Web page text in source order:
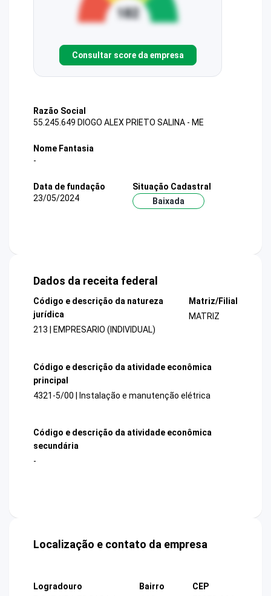
Consultar score da empresa
Razão Social
55.245.649 DIOGO ALEX PRIETO SALINA - ME
Nome Fantasia
-
Data de fundação
23/05/2024
Situação Cadastral
Baixada
Dados da receita federal
Código e descrição da natureza
jurídica
213 | EMPRESARIO (INDIVIDUAL)
Matriz/Filial
MATRIZ
Código e descrição da atividade econômica
principal
4321-5/00 | Instalação e manutenção elétrica
Código e descrição da atividade econômica
secundária
-
Localização e contato da empresa
Logradouro
Bairro
CEP